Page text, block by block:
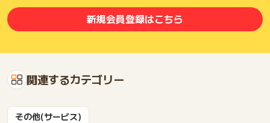
新規会員登録はこちら
関連するカテゴリー
その他(サービス)